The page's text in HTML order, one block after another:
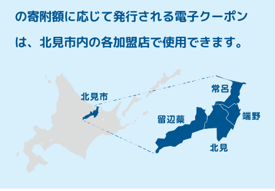
の寄附額に応じて発行される電子クーポン
は、 北見市内の各加盟店で使用できます。